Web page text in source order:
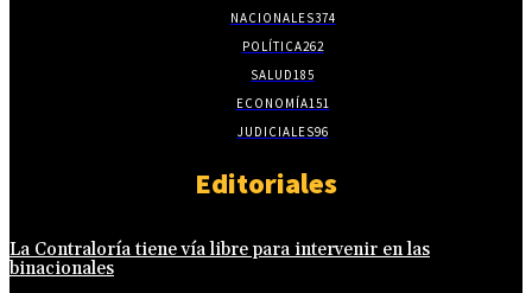
NACIONALES374
POLÍTICA262
SALUD185
ECONOMÍA151
JUDICIALES96
Editoriales
La Contraloría tiene vía libre para intervenir en las
binacionales